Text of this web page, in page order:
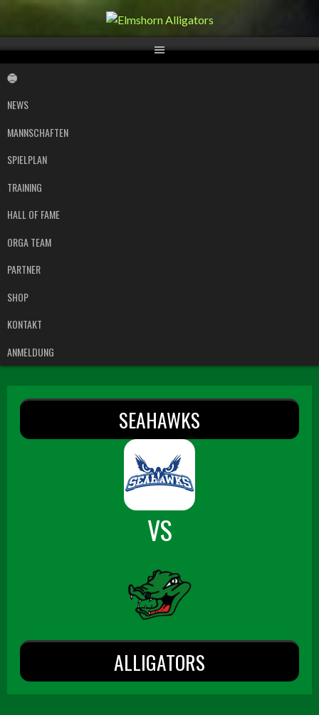
Springe
Inhalt
NEWS
MANNSCHAFTEN
SPIELPLAN
TRAINING
HALL OF FAME
ORGA TEAM
PARTNER
SHOP
KONTAKT
ANMELDUNG
SEAHAWKS
VS
ALLIGATORS